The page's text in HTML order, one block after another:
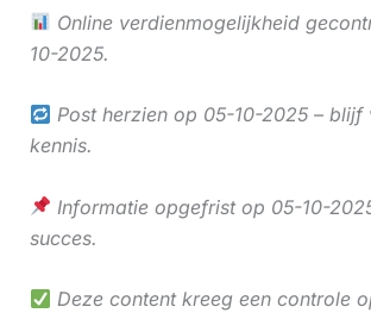
Online verdienmogelijkheid
10-2025.
Post herzien op 05-10-2025 – blijf
kennis.
Informatie opgefrist op 05-10-
succes.
Deze content kreeg een controle